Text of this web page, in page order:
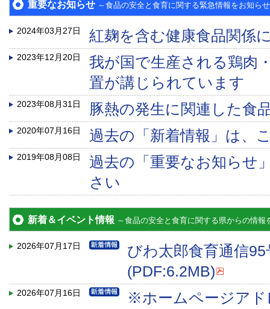
重要なお知らせ ～食品の安全と食育に関する緊急情報をお知ら
2024年03月27日 紅麹を含む健康食品関係
2023年12月20日
我が国で生産される鶏肉
置が講じられています
2023年08月31日 豚熱の発生に関連した食
2020年07月16日 過去の「新着情報」は、
2019年08月08日
過去の「重要なお知らせ
さい
新着＆イベント情報 ～食品の安全と食育に関する県からの情報
2026年07月17日
びわ太郎食育通信
(PDF:6.2MB)
2026年07月16日
※ホームページアド